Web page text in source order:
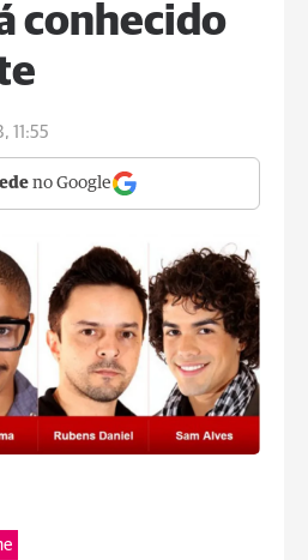
conhecido
11:55
no Google